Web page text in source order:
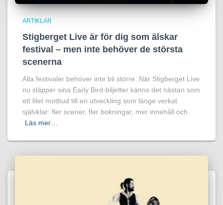
ARTIKLAR
Stigberget Live är för dig som älskar
festival – men inte behöver de största
scenerna
Alla festivaler behöver inte bli större. När Stigberget Live
nu släpper sina Early Bird-biljetter känns det nästan som
ett litet motbud till en utveckling som länge verkat
självklar: fler scener, fler bokningar, mer innehåll och
Läs mer…